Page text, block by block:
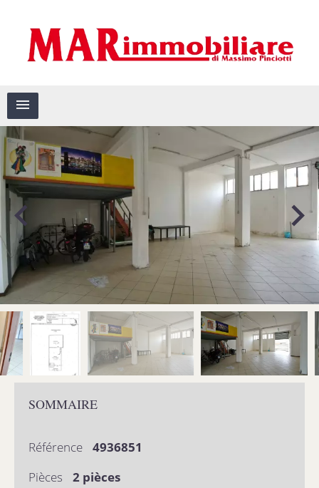
SOMMAIRE
Référence
4936851
Pièces
2 pièces